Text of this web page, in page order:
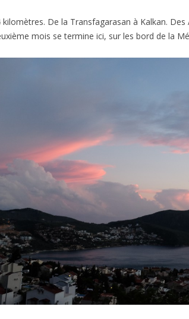
kilomètres. De la Transfagarasan à Kalkan.
mois se termine ici, sur les bord de la